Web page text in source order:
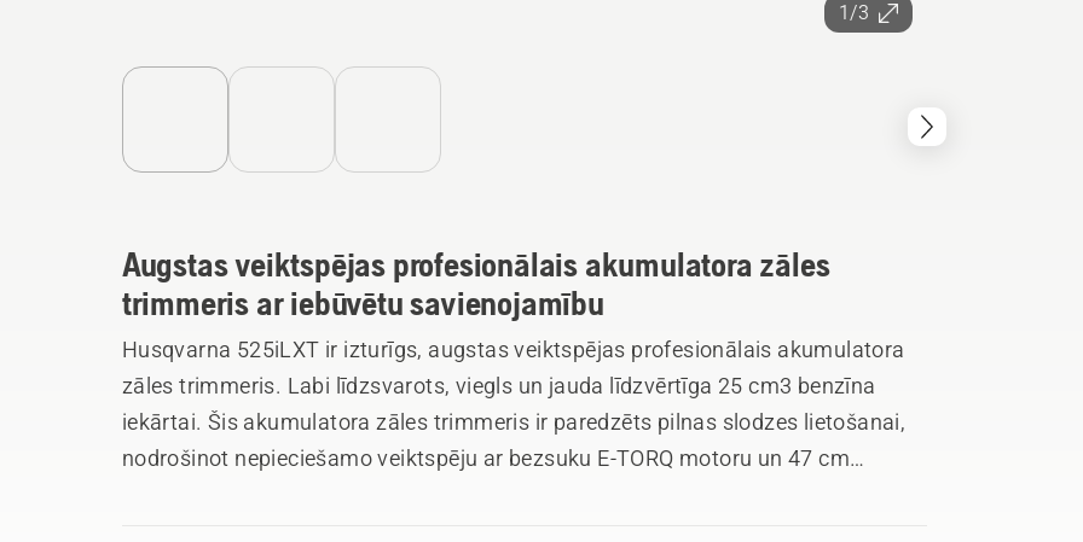
1/3
Augstas veiktspējas profesionālais akumulatora zāles
trimmeris ar iebūvētu savienojamību
Husqvarna 525iLXT ir izturīgs, augstas veiktspējas profesionālais akumulatora
zāles trimmeris. Labi līdzsvarots, viegls un jauda līdzvērtīga 25 cm3 benzīna
iekārtai. Šis akumulatora zāles trimmeris ir paredzēts pilnas slodzes lietošanai,
nodrošinot nepieciešamo veiktspēju ar bezsuku E-TORQ motoru un 47 cm